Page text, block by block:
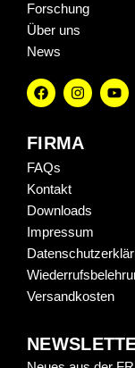
Forschung
Über uns
News
FIRMA
FAQs
Kontakt
Downloads
Impressum
Versandkosten